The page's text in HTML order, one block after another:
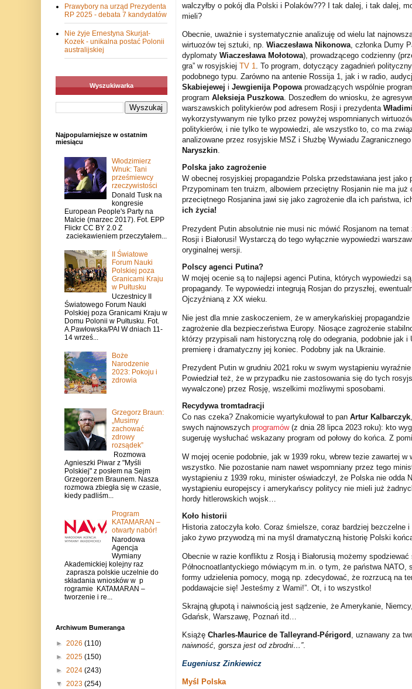
walczyłby o pokój dla Polski i Polaków??? I tak dalej, i tak dalej,
mieli?
Obecnie, uważnie i systematycznie analizuję od wielu lat
wirtuozów tej sztuki, np. Wiaczesława Nikonowa, członka Dumy
dyplomaty Wiaczesława Mołotowa), prowadzącego codzienny
gra” w rosyjskiej TV 1 . To program, dotyczący zagadnień
podobnego typu. Zarówno na antenie Rossija 1, jak i w radio,
Skabiejewej i Jewgienija Popowaprowadzących wspólnie
program Aleksieja Puszkowa. Doszedłem do wniosku, że
warszawskich politykierów pod adresem Rosji i prezydenta
wykorzystywanym nie tylko przez powyżej wspomnianych
politykierów, i nie tylko te wypowiedzi, ale wszystko to, co ma
analizowane przez rosyjskie MSZ i Służbę Wywiadu
Naryszkin.
Polska jako zagrożenie
W obecnej rosyjskiej propagandzie Polska przedstawiana jest jako
Przypominam ten truizm, albowiem przeciętny Rosjanin nie ma
przeciętnego Rosjanina jawi się jako zagrożenie dla ich państwa,
ich życia!
Prezydent Putin absolutnie nie musi nic mówić Rosjanom na
Rosji i Białorusi! Wystarczą do tego wyłącznie wypowiedzi
oryginalnej wersji.
Polscy agenci Putina?
W mojej ocenie są to najlepsi agenci Putina, których wypowiedzi
propagandy. Te wypowiedzi integrują Rosjan do przyszłej,
Ojczyźnianą z XX wieku.
Nie jest dla mnie zaskoczeniem, że w amerykańskiej
zagrożenie dla bezpieczeństwa Europy. Niosące zagrożenie
którzy przypisali nam historyczną rolę do odegrania, podobnie jak
premierę i dramatyczny jej koniec. Podobny jak na Ukrainie.
Prezydent Putin w grudniu 2021 roku w swym wystąpieniu
Powiedział też, że w przypadku nie zastosowania się do tych
wywalczone) przez Rosję, wszelkimi możliwymi sposobami.
Recydywa tromtadracji
Co nas czeka? Znakomicie wyartykułował to pan Artur Kalbarczyk
swych najnowszych programów(z dnia 28 lipca 2023 roku): kto
sugeruję wysłuchać wskazany program od połowy do końca. Z
W mojej ocenie podobnie, jak w 1939 roku, wbrew tezie zawartej w
wszystko. Nie pozostanie nam nawet wspomniany przez tego
wystąpieniu z 1939 roku, minister oświadczył, że Polska nie odda
wystąpieniu europejscy i amerykańscy politycy nie mieli już
hordy hitlerowskich wojsk…
Koło historii
Historia zatoczyła koło. Coraz śmielsze, coraz bardziej
jako żywo przywodzą mi na myśl dramatyczną historię Polski
Obecnie w razie konfliktu z Rosją i Białorusią możemy
Północnoatlantyckiego mówiącym m.in. o tym, że państwa NATO,
formy udzielenia pomocy, mogą np. zdecydować, że rozrzucą na
poddawajcie się! Jesteśmy z Wami!”. Ot, i to wszystko!
Skrajną głupotą i naiwnością jest sądzenie, że Amerykanie,
Gdańsk, Warszawę, Poznań itd…
Książę Charles-Maurice de Talleyrand-Périgord , uznawany za
naiwność, gorsza jest od zbrodni…”.
Eugeniusz Zinkiewicz
Myśl Polska
Prawybory na urząd Prezydenta
RP 2025 - debata 7 kandydatów
Nie żyje Ernestyna Skurjat-
Kozek - unikalna postać Polonii
australijskiej
Wyszukiwarka
Najpopularniejsze w ostatnim
miesiącu
Włodzimierz
Wnuk: Tani
prześmiewcy
rzeczywistości
Donald Tusk na
kongresie
European People's Party na
Malcie (marzec 2017). Fot. EPP
Flickr CC BY 2.0 Z
zaciekawieniem przeczytałem...
II Światowe
Forum Nauki
Polskiej poza
Granicami Kraju
w Pułtusku
Uczestnicy II
Światowego Forum Nauki
Polskiej poza Granicami Kraju w
Domu Polonii w Pułtusku. Fot.
A.Pawłowska/PAI W dniach 11-
14 wrześ...
Boże
Narodzenie
2023: Pokoju i
zdrowia
Grzegorz Braun:
„Musimy
zachować
zdrowy
rozsądek”
Rozmowa
Agnieszki Piwar z "Myśli
Polskiej" z posłem na Sejm
Grzegorzem Braunem. Nasza
rozmowa zbiegła się w czasie,
kiedy padliśm...
Program
KATAMARAN –
otwarty nabór!
Narodowa
Agencja
Wymiany
Akademickiej kolejny raz
zaprasza polskie uczelnie do
składania wniosków w p
rogramie KATAMARAN –
tworzenie i re...
Archiwum Bumeranga
► 2026 (110)
► 2025 (150)
► 2024 (243)
▼ 2023 (254)